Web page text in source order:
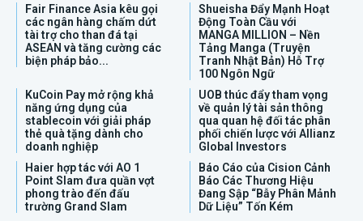
Fair Finance Asia kêu gọi
các ngân hàng chấm dứt
tài trợ cho than đá tại
ASEAN và tăng cường các
biện pháp bảo...
Shueisha Đẩy Mạnh Hoạt
Động Toàn Cầu với
MANGA MILLION – Nền
Tảng Manga (Truyện
Tranh Nhật Bản) Hỗ Trợ
100 Ngôn Ngữ
KuCoin Pay mở rộng khả
năng ứng dụng của
stablecoin với giải pháp
thẻ quà tặng dành cho
doanh nghiệp
UOB thúc đẩy tham vọng
về quản lý tài sản thông
qua quan hệ đối tác phân
phối chiến lược với Allianz
Global Investors
Haier hợp tác với AO 1
Point Slam đưa quần vợt
phong trào đến đấu
trường Grand Slam
Báo Cáo của Cision Cảnh
Báo Các Thương Hiệu
Đang Sập “Bẫy Phân Mảnh
Dữ Liệu” Tốn Kém